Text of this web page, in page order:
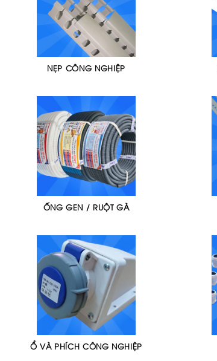
NẸP CÔNG NGHIỆP
ỐNG GEN / RUỘT GÀ
Ổ VÀ PHÍCH CÔNG NGHIỆP